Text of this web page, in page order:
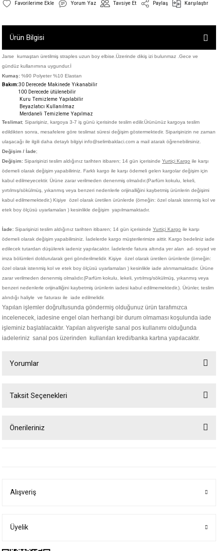
Yorum Yaz Tavsiye Et Paylaş Karşılaştır
Ürün Bilgisi
Jarse kumaştan üretilmiş straples uzun boy elbise.Üzerinde dikiş izi bulunmaz .Gece ve
gündüz kullanımına uygundur.İ
Kumaş: %90 Polyeter %10 Elastan
Bakım:30 Derecede Makinede Yıkanabilir
100 Derecede ütülenebilir
Kuru Temizleme Yapılabilir
Beyazlatıcı Kullanılmaz
Merdaneli Temizleme Yapılmaz
Teslimat; Siparişiniz, kargoya 3-7 iş günü içerisinde teslim edilir.Ürününüz kargoya teslim
edildikten sonra, mesafelere göre teslimat süresi değişim göstermektedir. Siparişinizin ne zaman
ulaşacağı ile ilgili daha detaylı bilgiyi info@selimbaklaci.com a mail atarak öğrenebilirsiniz.
Değişim / İade;
Değişim: Siparişinizi teslim aldığınız tarihten itibaren; 14 gün içerisinde Yurtiçi Kargo ile karşı
ödemeli olarak değişim yapabiliriniz. Farklı kargo ile karşı ödemeli gelen kargolar değişim için
kabul edilmeyecektir. Ürüne zarar verilmeden denenmiş olmalıdır.(Parfüm kokulu, lekeli,
yırtılmış/sökülmüş, yıkanmış veya benzeri nedenlerle orijinalliğini kaybetmiş ürünlerin değişimi
kabul edilmemektedir.) Kişiye
özel olarak üretilen ürünlerde (örneğin: özel olarak istenmiş kol ve
etek boy ölçüsü uyarlamaları ) kesinlikle değişim yapılmamaktadır.
İade: Siparişinizi teslim aldığınız tarihten itibaren; 14 gün içerisinde Yurtiçi Kargo ile karşı
ödemeli olarak değişim yapabilirsiniz. İadelerde kargo müşterilerimize aittir. Kargo bedeliniz iade
edilecek tutardan düşülerek iadeniz yapılacaktır. İadelerde fatura altında yer alan ad- soyad ve
imza bölümleri doldurularak geri gönderilmelidir. Kişiye
özel olarak üretilen ürünlerde (örneğin:
özel olarak istenmiş kol ve etek boy ölçüsü uyarlamaları ) kesinlikle iade alınmamaktadır. Ürüne
zarar verilmeden denenmiş olmalıdır.(Parfüm kokulu, lekeli, yırtılmış/sökülmüş, yıkanmış veya
benzeri nedenlerle orijinalliğini kaybetmiş ürünlerin iadesi kabul edilmemektedir.). Ürünler, teslim
alındığı haliyle ve faturası ile iade edilmelidir.
Yapılan işlemler doğrultusunda göndermiş olduğunuz ürün tarafımızca
incelenecek, iadesine engel olan herhangi bir durum olmaması koşulunda iade
işleminiz başlatılacaktır. Yapılan alışverişte sanal pos kullanımı olduğunda
iadeleriniz sanal pos üzerinden kullanılan kredi/banka kartına yapılacaktır.
Yorumlar
Taksit Seçenekleri
Önerileriniz
Ürün bilgilerinde hatalar bulunuyor.
Alışveriş
Üyelik